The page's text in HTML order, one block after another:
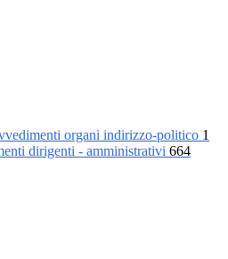
organi indirizzo-politico 1
dirigenti - amministrativi 664